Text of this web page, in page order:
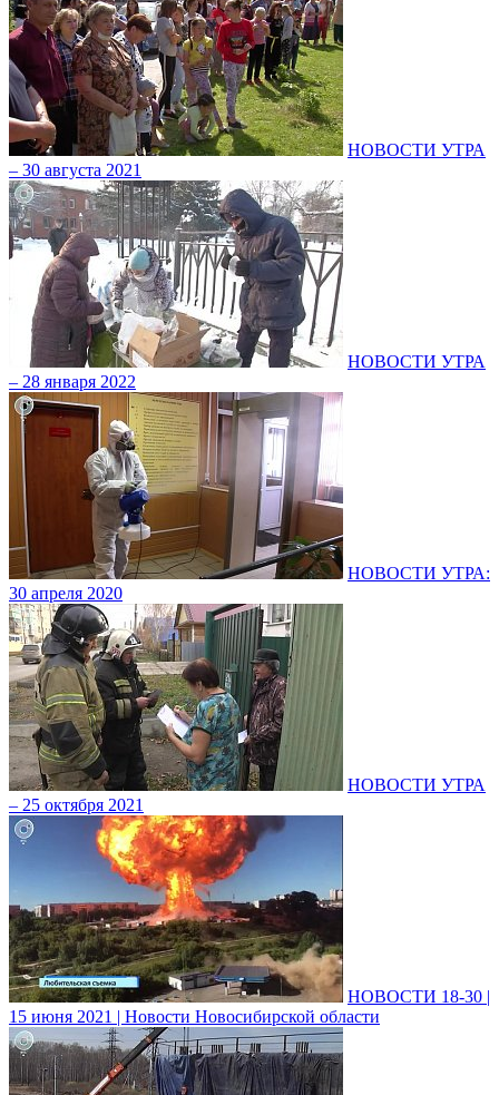
НОВОСТИ УТРА
– 30 августа 2021
НОВОСТИ УТРА
– 28 января 2022
НОВОСТИ УТРА:
30 апреля 2020
НОВОСТИ УТРА
– 25 октября 2021
НОВОСТИ 18-30 |
15 июня 2021 | Новости Новосибирской области